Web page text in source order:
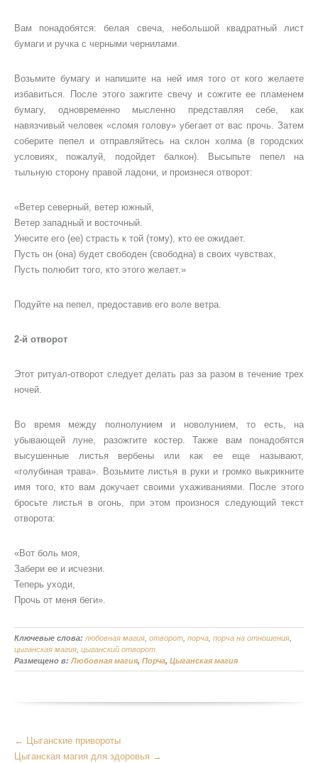
Вам понадобятся: белая свеча, небольшой квадратный лист
бумаги и ручка с черными чернилами.
Возьмите бумагу и напишите на ней имя того от кого желаете
избавиться. После этого зажгите свечу и сожгите ее пламенем
бумагу, одновременно мысленно представляя себе, как
навязчивый человек «сломя голову» убегает от вас прочь. Затем
соберите пепел и отправляйтесь на склон холма (в городских
условиях, пожалуй, подойдет балкон). Высыпьте пепел на
тыльную сторону правой ладони, и произнеся отворот:
«Ветер северный, ветер южный,
Ветер западный и восточный.
Унесите его (ее) страсть к той (тому), кто ее ожидает.
Пусть он (она) будет свободен (свободна) в своих чувствах,
Пусть полюбит того, кто этого желает.»
Подуйте на пепел, предоставив его воле ветра.
2-й отворот
Этот ритуал-отворот следует делать раз за разом в течение трех
ночей.
Во время между полнолунием и новолунием, то есть, на
убывающей луне, разожгите костер. Также вам понадобятся
высушенные листья вербены или как ее еще называют,
«голубиная трава». Возьмите листья в руки и громко выкрикните
имя того, кто вам докучает своими ухаживаниями. После этого
бросьте листья в огонь, при этом произнося следующий текст
отворота:
«Вот боль моя,
Забери ее и исчезни.
Теперь уходи,
Прочь от меня беги».
Ключевые слова: любовная магия отворот порча порча на отношения
цыганская магия цыганский отворот
Размещено в:Любовная магия, Порча, Цыганская магия
Больше
статей
← Цыганские привороты
Цыганская магия для здоровья →